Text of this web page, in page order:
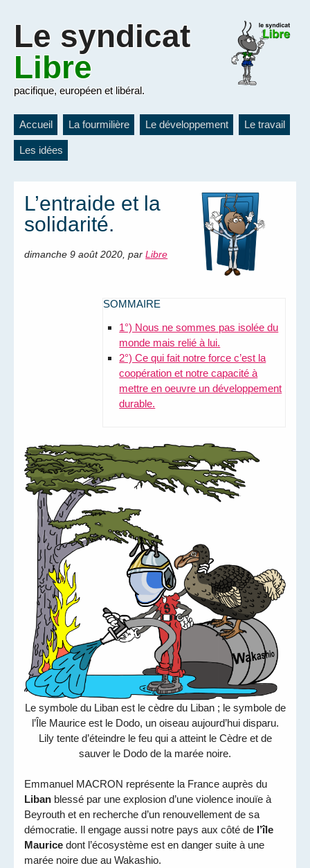
Le syndicat
Libre
pacifique, européen et libéral.
Accueil La fourmilière Le développement Le travail
Les idées
L’entraide et la
solidarité.
dimanche 9 août 2020,parLibre
SOMMAIRE
1°) Nous ne sommes pas isolée du
monde mais relié à lui.
2°) Ce qui fait notre force c’est la
coopération et notre capacité à
mettre en oeuvre un développement
durable.
Le symbole du Liban est le cèdre du Liban ; le symbole de
l’Île Maurice est le Dodo, un oiseau aujourd’hui disparu.
Lily tente d’éteindre le feu qui a atteint le Cèdre et de
sauver le Dodo de la marée noire.
Emmanuel MACRON représente la France auprès du
Liban blessé par une explosion d’une violence inouïe à
Beyrouth et en recherche d’un renouvellement de sa
démocratie. Il engage aussi notre pays aux côté de l’île
Maurice dont l’écosystème est en danger suite à une
marée noire due au Wakashio.